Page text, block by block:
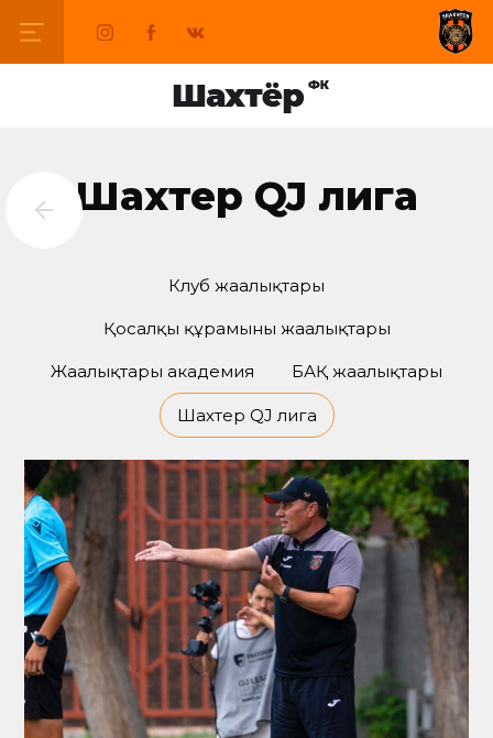
Шахтер QJ лига
Клуб жаңалықтары
Қосалқы құрамының жаңалықтары
Жаңалықтары академия БАҚ жаңалықтары
Шахтер QJ лига